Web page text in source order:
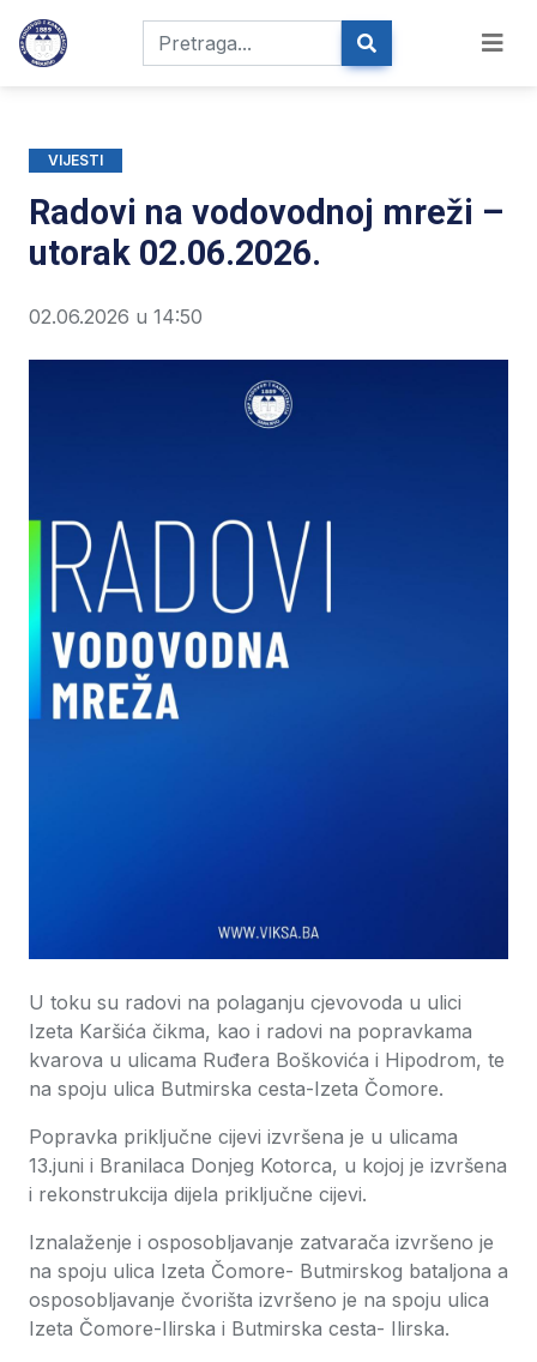
VIJESTI
Radovi na vodovodnoj mreži –
utorak 02.06.2026.
02.06.2026 u 14:50
U toku su radovi na polaganju cjevovoda u ulici
Izeta Karšića čikma, kao i radovi na popravkama
kvarova u ulicama Ruđera Boškovića i Hipodrom, te
na spoju ulica Butmirska cesta-Izeta Čomore.
Popravka priključne cijevi izvršena je u ulicama
13.juni i Branilaca Donjeg Kotorca, u kojoj je izvršena
i rekonstrukcija dijela priključne cijevi.
Iznalaženje i osposobljavanje zatvarača izvršeno je
na spoju ulica Izeta Čomore- Butmirskog bataljona a
osposobljavanje čvorišta izvršeno je na spoju ulica
Izeta Čomore-Ilirska i Butmirska cesta- Ilirska.